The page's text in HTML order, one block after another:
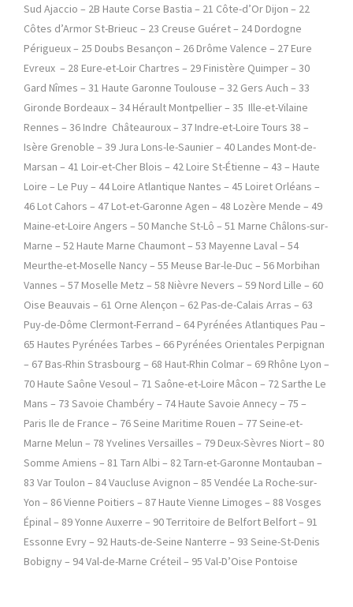
Sud Ajaccio – 2B Haute Corse Bastia – 21 Côte-d’Or Dijon – 22
Côtes d’Armor St-Brieuc – 23 Creuse Guéret – 24 Dordogne
Périgueux – 25 Doubs Besançon – 26 Drôme Valence – 27 Eure
Evreux – 28 Eure-et-Loir Chartres – 29 Finistère Quimper – 30
Gard Nîmes – 31 Haute Garonne Toulouse – 32 Gers Auch – 33
Gironde Bordeaux – 34 Hérault Montpellier – 35 Ille-et-Vilaine
Rennes – 36 Indre Châteauroux – 37 Indre-et-Loire Tours 38 –
Isère Grenoble – 39 Jura Lons-le-Saunier – 40 Landes Mont-de-
Marsan – 41 Loir-et-Cher Blois – 42 Loire St-Étienne – 43 – Haute
Loire – Le Puy – 44 Loire Atlantique Nantes – 45 Loiret Orléans –
46 Lot Cahors – 47 Lot-et-Garonne Agen – 48 Lozère Mende – 49
Maine-et-Loire Angers – 50 Manche St-Lô – 51 Marne Châlons-sur-
Marne – 52 Haute Marne Chaumont – 53 Mayenne Laval – 54
Meurthe-et-Moselle Nancy – 55 Meuse Bar-le-Duc – 56 Morbihan
Vannes – 57 Moselle Metz – 58 Nièvre Nevers – 59 Nord Lille – 60
Oise Beauvais – 61 Orne Alençon – 62 Pas-de-Calais Arras – 63
Puy-de-Dôme Clermont-Ferrand – 64 Pyrénées Atlantiques Pau –
65 Hautes Pyrénées Tarbes – 66 Pyrénées Orientales Perpignan
– 67 Bas-Rhin Strasbourg – 68 Haut-Rhin Colmar – 69 Rhône Lyon –
70 Haute Saône Vesoul – 71 Saône-et-Loire Mâcon – 72 Sarthe Le
Mans – 73 Savoie Chambéry – 74 Haute Savoie Annecy – 75 –
Paris Ile de France – 76 Seine Maritime Rouen – 77 Seine-et-
Marne Melun – 78 Yvelines Versailles – 79 Deux-Sèvres Niort – 80
Somme Amiens – 81 Tarn Albi – 82 Tarn-et-Garonne Montauban –
83 Var Toulon – 84 Vaucluse Avignon – 85 Vendée La Roche-sur-
Yon – 86 Vienne Poitiers – 87 Haute Vienne Limoges – 88 Vosges
Épinal – 89 Yonne Auxerre – 90 Territoire de Belfort Belfort – 91
Essonne Evry – 92 Hauts-de-Seine Nanterre – 93 Seine-St-Denis
Bobigny – 94 Val-de-Marne Créteil – 95 Val-D’Oise Pontoise